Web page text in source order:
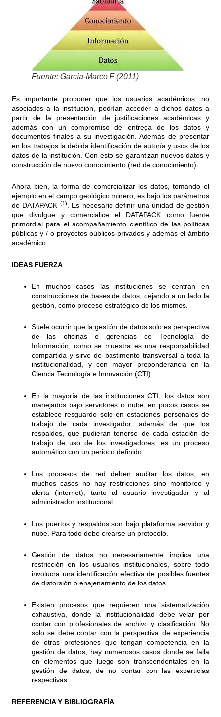
Fuente: García-Marco F (2011)
Es importante proponer que los usuarios académicos, no
asociados a la institución, podrían acceder a dichos datos a
partir de la presentación de justificaciones académicas y
además con un compromiso de entrega de los datos y
documentos finales a su investigación. Además de presentar
en los trabajos la debida identificación de autoría y usos de los
datos de la institución. Con esto se garantizan nuevos datos y
construcción de nuevo conocimiento (red de conocimiento).
Ahora bien, la forma de comercializar los datos, tomando el
ejemplo en el campo geológico minero, es bajo los parámetros
de DATAPACK (1)
. Es necesario definir una unidad de gestión
que divulgue y comercialice el DATAPACK como fuente
primordial para el acompañamiento científico de las políticas
públicas y / o proyectos públicos-privados y además el ámbito
académico.
IDEAS FUERZA
En muchos casos las instituciones se centran en
construcciones de bases de datos, dejando a un lado la
gestión, como proceso estratégico de los mismos.
Suele ocurrir que la gestión de datos solo es perspectiva
de las oficinas o gerencias de Tecnología de
Información, como se muestra es una responsabilidad
compartida y sirve de bastimento transversal a toda la
institucionalidad, y con mayor preponderancia en la
Ciencia Tecnología e Innovación (CTI).
En la mayoría de las instituciones CTI, los datos son
manejados bajo servidores o nube, en pocos casos se
establece resguardo solo en estaciones personales de
trabajo de cada investigador, además de que los
respaldos, que pudieran tenerse de cada estación de
trabajo de uso de los investigadores, es un proceso
automático con un periodo definido.
Los procesos de red deben auditar los datos, en
muchos casos no hay restricciones sino monitoreo y
alerta (internet), tanto al usuario investigador y al
administrador institucional.
Los puertos y respaldos son bajo plataforma servidor y
nube. Para todo debe crearse un protocolo.
Gestión de datos no necesariamente implica una
restricción en los usuarios institucionales, sobre todo
involucra una identificación efectiva de posibles fuentes
de distorsión o enajenamiento de los datos.
Existen procesos que requieren una sistematización
exhaustiva, donde la institucionalidad debe velar por
contar con profesionales de archivo y clasificación. No
solo se debe contar con la perspectiva de experiencia
de otras profesiones que tengan competencia en la
gestión de datos, hay numerosos casos donde se falla
en elementos que luego son transcendentales en la
gestión de datos, de no contar con las experticias
respectivas.
REFERENCIA Y BIBLIOGRAFÍA